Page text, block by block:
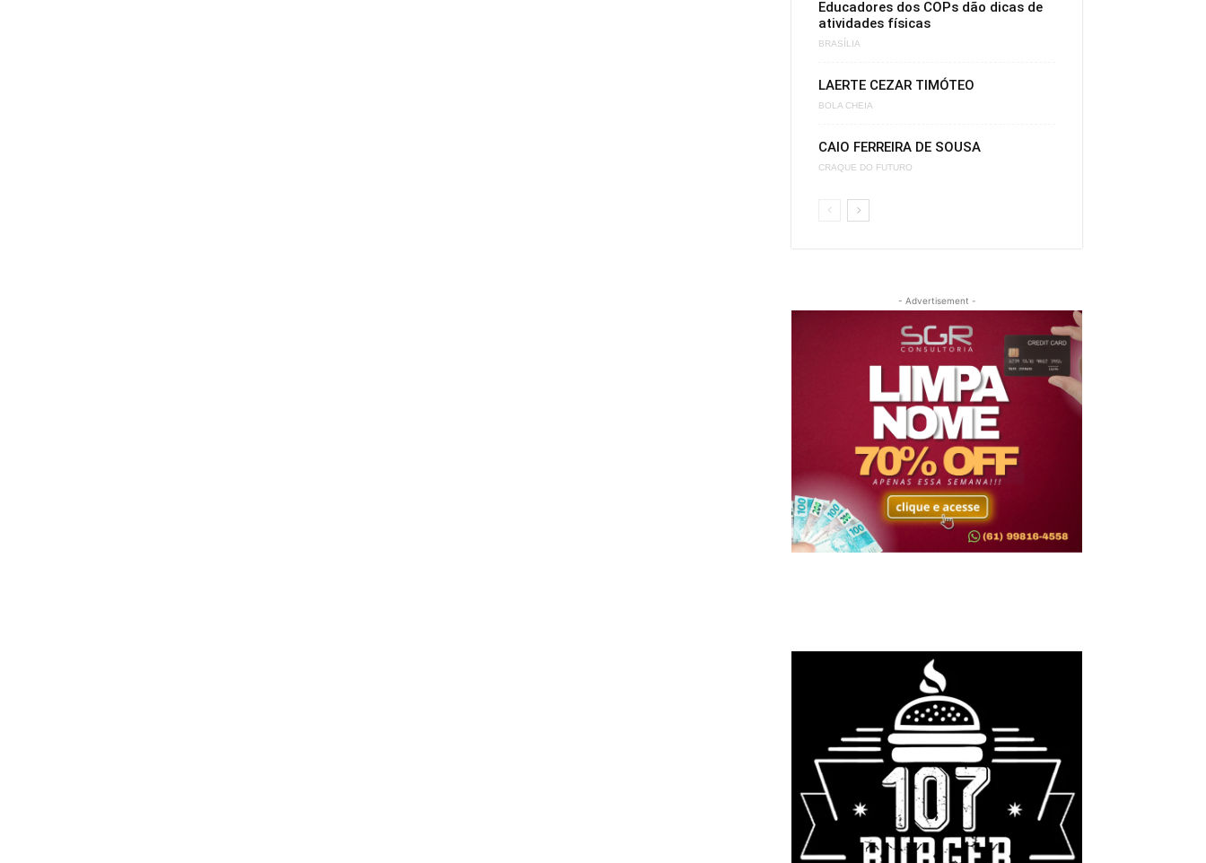
Educadores dos COPs dão dicas de
atividades físicas
BRASÍLIA
LAERTE CEZAR TIMÓTEO
BOLA CHEIA
CAIO FERREIRA DE SOUSA
CRAQUE DO FUTURO
- Advertisement -